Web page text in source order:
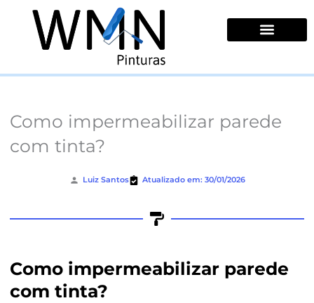
conteúdo
Como impermeabilizar parede
com tinta?
Luiz Santos Atualizado em: 30/01/2026
Como impermeabilizar parede
com tinta?